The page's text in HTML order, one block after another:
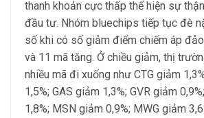
thanh khoản cực thấp thể hiện sự
đầu tư. Nhóm bluechips tiếp tục đè
số khi có số giảm điểm chiếm áp
và 11 mã tăng. Ở chiều giảm, thị
nhiều mã đi xuống như CTG giảm
1,5%; GAS giảm 1,3%; GVR giảm
1,8%; MSN giảm 0,9%; MWG giảm